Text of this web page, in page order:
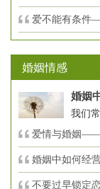
爱不能有条件
婚姻情感
婚姻
我们
爱情与婚姻——
婚姻中如何经
不要过早锁定